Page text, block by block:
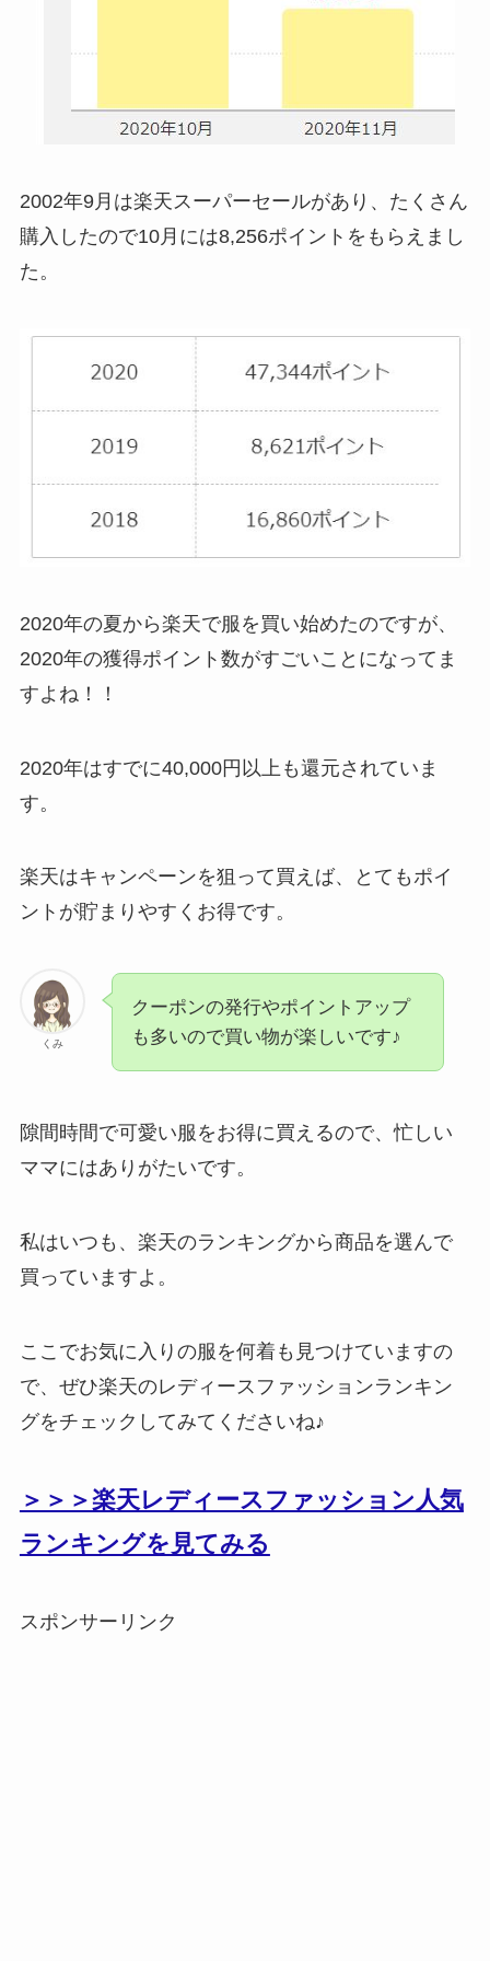
2002年9月は楽天スーパーセールがあり、たくさん
購入したので10月には8,256ポイントをもらえまし
た。
2020年の夏から楽天で服を買い始めたのですが、
2020年の獲得ポイント数がすごいことになってま
すよね！！
2020年はすでに40,000円以上も還元されていま
す。
楽天はキャンペーンを狙って買えば、とてもポイ
ントが貯まりやすくお得です。
くみ
クーポンの発行やポイントアップ
も多いので買い物が楽しいです♪
隙間時間で可愛い服をお得に買えるので、忙しい
ママにはありがたいです。
私はいつも、楽天のランキングから商品を選んで
買っていますよ。
ここでお気に入りの服を何着も見つけていますの
で、ぜひ楽天のレディースファッションランキン
グをチェックしてみてくださいね♪
＞＞＞楽天レディースファッション人気
ランキングを見てみる
スポンサーリンク